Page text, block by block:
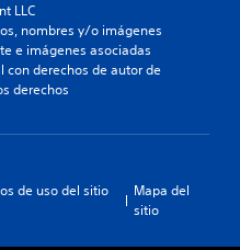
LLC
nombres y/o imágenes
e imágenes asociadas
derechos de autor de
derechos
de uso del sitio
Mapa del
sitio